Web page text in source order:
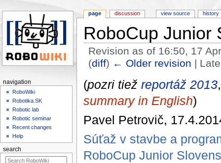
RoboCup Junior
Revision as of 16:50, 17
(diff) ← Older revision |
(pozri tiež reportáž 2013
summary in English)
Pavel Petrovič,
Súťaž v stavbe a
RoboCup Junior
page discussion view source history
navigation
RoboWiki
Robotika.SK
Robotic lab
Robotic seminar
Recent changes
Help
search